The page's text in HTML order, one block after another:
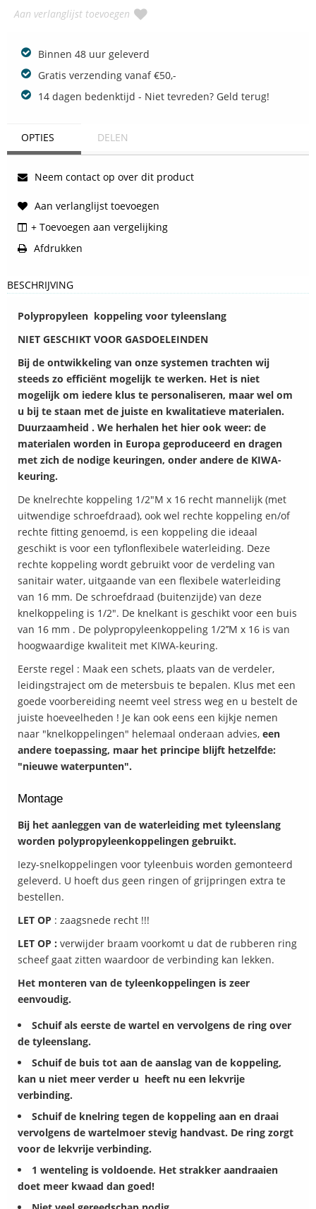
Aan verlanglijst toevoegen
Binnen 48 uur geleverd
Gratis verzending vanaf €50,-
14 dagen bedenktijd - Niet tevreden? Geld terug!
OPTIES DELEN
Neem contact op over dit product
Aan verlanglijst toevoegen
+ Toevoegen aan vergelijking
Afdrukken
BESCHRIJVING
Polypropyleen koppeling voor tyleenslang
NIET GESCHIKT VOOR GASDOELEINDEN
Bij de ontwikkeling van onze systemen trachten wij
steeds zo efficiënt mogelijk te werken. Het is niet
mogelijk om iedere klus te personaliseren, maar wel om
u bij te staan met de juiste en kwalitatieve materialen.
Duurzaamheid . We herhalen het hier ook weer: de
materialen worden in Europa geproduceerd en dragen
met zich de nodige keuringen, onder andere de KIWA-
keuring.
De knelrechte koppeling 1/2″M x 16 recht mannelijk (met
uitwendige schroefdraad), ook wel rechte koppeling en/of
rechte fitting genoemd, is een koppeling die ideaal
geschikt is voor een tyflonflexibele waterleiding. Deze
rechte koppeling wordt gebruikt voor de verdeling van
sanitair water, uitgaande van een flexibele waterleiding
van 16 mm. De schroefdraad (buitenzijde) van deze
knelkoppeling is 1/2". De knelkant is geschikt voor een buis
van 16 mm . De polypropyleenkoppeling 1/2’’M x 16 is van
hoogwaardige kwaliteit met KIWA-keuring.
Eerste regel : Maak een schets, plaats van de verdeler,
leidingstraject om de metersbuis te bepalen. Klus met een
goede voorbereiding neemt veel stress weg en u bestelt de
juiste hoeveelheden ! Je kan ook eens een kijkje nemen
naar "knelkoppelingen" helemaal onderaan advies, een
andere toepassing, maar het principe blijft hetzelfde:
"nieuwe waterpunten".
Montage
Bij het aanleggen van de waterleiding met tyleenslang
worden polypropyleenkoppelingen gebruikt.
Iezy-snelkoppelingen voor tyleenbuis worden gemonteerd
geleverd. U hoeft dus geen ringen of grijpringen extra te
bestellen.
LET OP : zaagsnede recht !!!
LET OP : verwijder braam voorkomt u dat de rubberen ring
scheef gaat zitten waardoor de verbinding kan lekken.
Het monteren van de tyleenkoppelingen is zeer
eenvoudig.
Schuif als eerste de wartel en vervolgens de ring over
de tyleenslang.
Schuif de buis tot aan de aanslag van de koppeling,
kan u niet meer verder u heeft nu een lekvrije
verbinding.
Schuif de knelring tegen de koppeling aan en draai
vervolgens de wartelmoer stevig handvast. De ring zorgt
voor de lekvrije verbinding.
1 wenteling is voldoende. Het strakker aandraaien
doet meer kwaad dan goed!